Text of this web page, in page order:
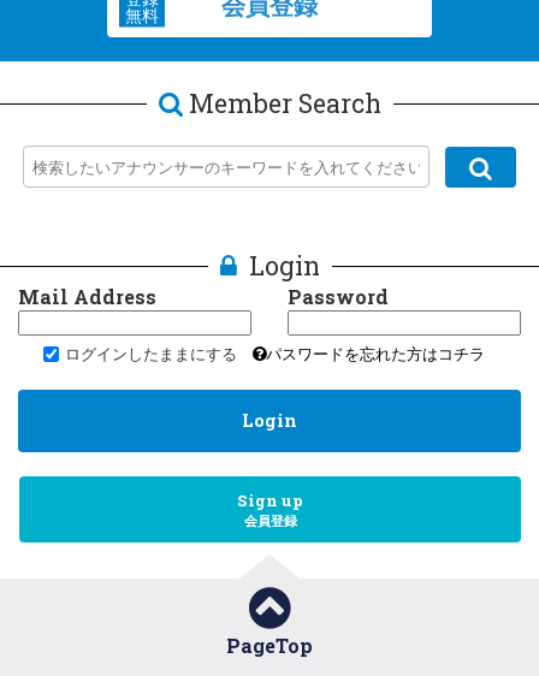
無料
Member Search
Login
Mail Address Password
ログインしたままにする パスワードを忘れた方はコチラ
Login
Sign up
会員登録
PageTop